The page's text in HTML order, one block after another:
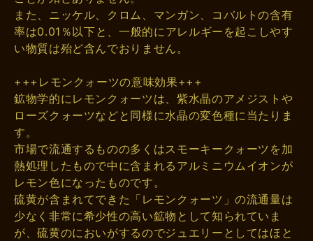
また、ニッケル、クロム、マンガン、コバルトの含有
率は0.01％以下と、一般的にアレルギーを起こしやす
い物質は殆ど含んでおりません。
+++レモンクォーツの意味効果+++
鉱物学的にレモンクォーツは、紫水晶のアメジストや
ローズクォーツなどと同様に水晶の変色種に当たりま
す。
市場で流通するものの多くはスモーキークォーツを加
熱処理したもので中に含まれるアルミニウムイオンが
レモン色になったものです。
硫黄が含まれてできた「レモンクォーツ」の流通量は
少なく非常に希少性の高い鉱物として知られていま
が、硫黄のにおいがするのでジュエリーとしてはほと